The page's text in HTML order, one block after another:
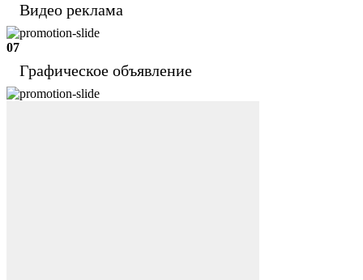
Видео реклама
07
Графическое объявление